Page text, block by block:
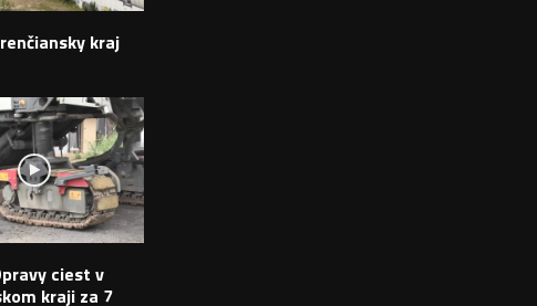
kraj
ciest v
kraji za 7